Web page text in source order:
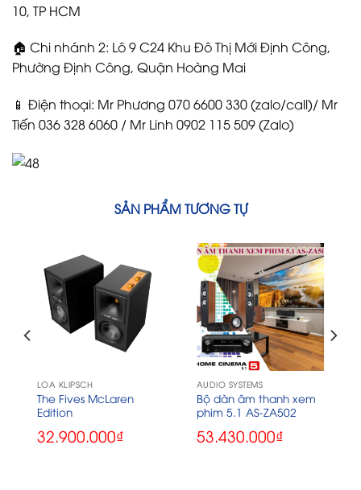
10, TP HCM
🏠 Chi nhánh 2: Lô 9 C24 Khu Đô Thị Mới Định Công,
Phường Định Công, Quận Hoàng Mai
📱 Điện thoại: Mr Phương 070 6600 330 (zalo/call)/ Mr
Tiến 036 328 6060 / Mr Linh 0902 115 509 (Zalo)
SẢN PHẨM TƯƠNG TỰ
LOA KLIPSCH
The Fives McLaren
Edition
32.900.000₫
AUDIO SYSTEMS
Bộ dàn âm thanh xem
phim 5.1 AS-ZA502
53.430.000₫